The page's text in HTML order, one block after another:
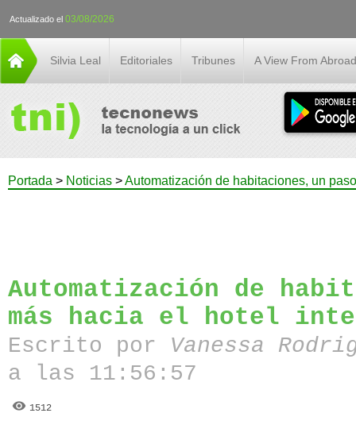
Actualizado el 03/08/2026
Silvia Leal Editoriales Tribunes A View From Abroad
Portada > Noticias >Automatización de habitaciones, un
Automatización de
más hacia el hotel
Escrito por Vanessa
a las 11:56:57
1512